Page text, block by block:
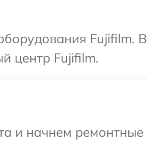
Fujifilm. В
центр Fujifilm.
и начнем ремонтные